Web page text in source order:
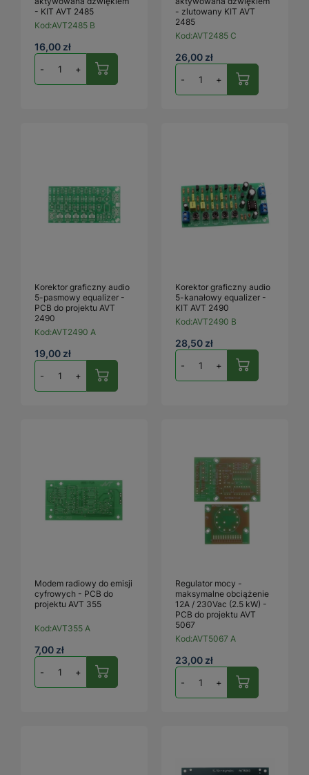
- KIT AVT 2485
Kod:AVT2485 B
16,00 zł
- +
- zlutowany KIT AVT
2485
Kod:AVT2485 C
26,00 zł
- +
Korektor graficzny audio
5-pasmowy equalizer -
PCB do projektu AVT
2490
Kod:AVT2490 A
19,00 zł
- +
Korektor graficzny audio
5-kanałowy equalizer -
KIT AVT 2490
Kod:AVT2490 B
28,50 zł
- +
Modem radiowy do emisji
cyfrowych - PCB do
projektu AVT 355
Kod:AVT355 A
7,00 zł
- +
Regulator mocy -
maksymalne obciążenie
12A / 230Vac (2.5 kW) -
PCB do projektu AVT
5067
Kod:AVT5067 A
23,00 zł
- +